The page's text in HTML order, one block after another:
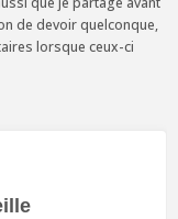
de devoir quelconque,
lorsque ceux-ci